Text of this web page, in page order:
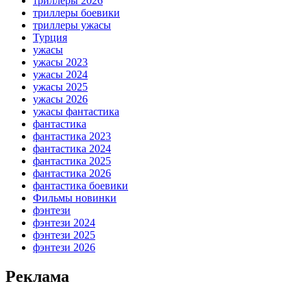
триллеры боевики
триллеры ужасы
Турция
ужасы
ужасы 2023
ужасы 2024
ужасы 2025
ужасы 2026
ужасы фантастика
фантастика
фантастика 2023
фантастика 2024
фантастика 2025
фантастика 2026
фантастика боевики
Фильмы новинки
фэнтези
фэнтези 2024
фэнтези 2025
фэнтези 2026
Реклама